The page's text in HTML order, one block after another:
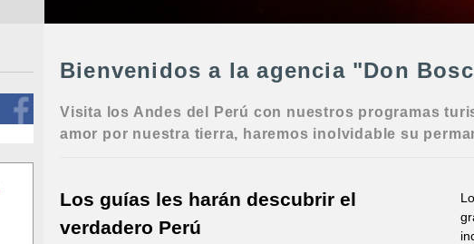
Bienvenidos a la agencia "Don
Visita los Andes del Perú con nuestros programas
amor por nuestra tierra, haremos inolvidable su
Los guías les harán descubrir el
verdadero Perú